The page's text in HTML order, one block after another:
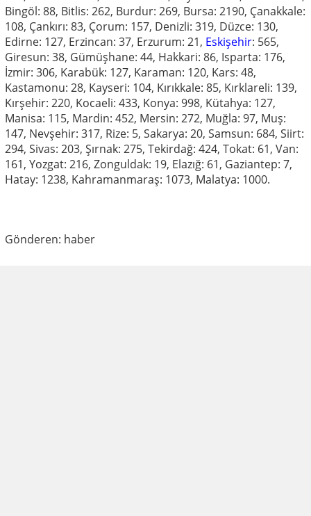
Bingöl: 88, Bitlis: 262, Burdur: 269, Bursa: 2190, Çanakkale:
108, Çankırı: 83, Çorum: 157, Denizli: 319, Düzce: 130,
Edirne: 127, Erzincan: 37, Erzurum: 21, Eskişehir: 565,
Giresun: 38, Gümüşhane: 44, Hakkari: 86, Isparta: 176,
İzmir: 306, Karabük: 127, Karaman: 120, Kars: 48,
Kastamonu: 28, Kayseri: 104, Kırıkkale: 85, Kırklareli: 139,
Kırşehir: 220, Kocaeli: 433, Konya: 998, Kütahya: 127,
Manisa: 115, Mardin: 452, Mersin: 272, Muğla: 97, Muş:
147, Nevşehir: 317, Rize: 5, Sakarya: 20, Samsun: 684, Siirt:
294, Sivas: 203, Şırnak: 275, Tekirdağ: 424, Tokat: 61, Van:
161, Yozgat: 216, Zonguldak: 19, Elazığ: 61, Gaziantep: 7,
Hatay: 1238, Kahramanmaraş: 1073, Malatya: 1000.
Gönderen: haber